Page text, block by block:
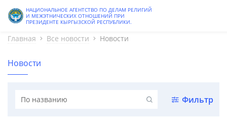
НАЦИОНАЛЬНОЕ АГЕНТСТВО ПО ДЕЛАМ РЕЛИГИЙ
И МЕЖЭТНИЧЕСКИХ ОТНОШЕНИЙ ПРИ
ПРЕЗИДЕНТЕ КЫРГЫЗСКОЙ РЕСПУБЛИКИ.
Главная Все новости Новости
Новости
Фильтр